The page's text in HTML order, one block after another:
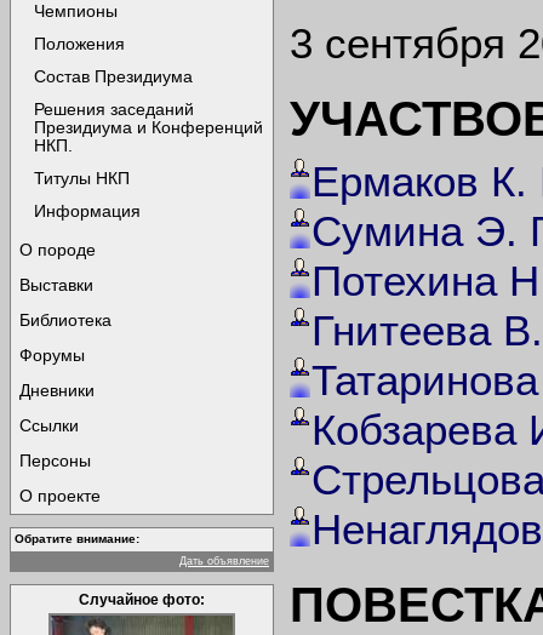
Чемпионы
Положения
Состав Президиума
Решения заседаний
Президиума и Конференций
НКП.
Титулы НКП
Информация
О породе
Выставки
Библиотека
Форумы
Дневники
Ссылки
Персоны
О проекте
Обратите внимание:
Дать объявление
Случайное фото:
3 сентября
Ермаков К.
Сумина Э.
Потехина
Гнитеева
Кобзарева